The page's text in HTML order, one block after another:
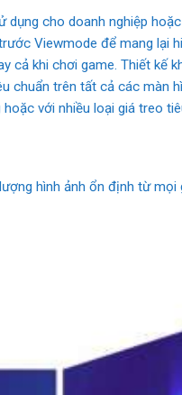
cho doanh nghiệp
Viewmode để mang lại
cả khi chơi game. Thiết kế
chuẩn trên tất cả các màn
với nhiều loại giá treo
hình ảnh ổn định từ